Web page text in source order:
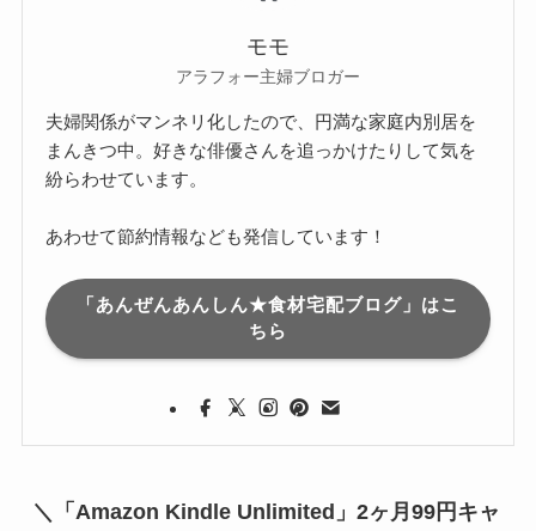
モモ
アラフォー主婦ブロガー
夫婦関係がマンネリ化したので、円満な家庭内別居を
まんきつ中。好きな俳優さんを追っかけたりして気を
紛らわせています。
あわせて節約情報なども発信しています！
「あんぜんあんしん★食材宅配ブログ」はこ
ちら
＼「Amazon Kindle Unlimited」2ヶ月99円キャ